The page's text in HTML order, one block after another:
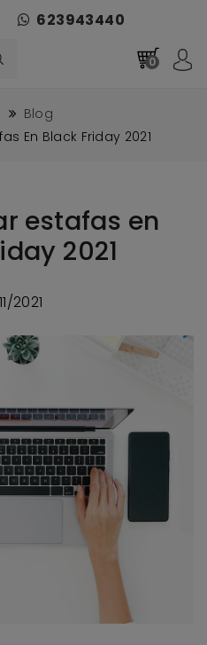
623943440
0
Blog
En Black Friday 2021
estafas en
2021
2021